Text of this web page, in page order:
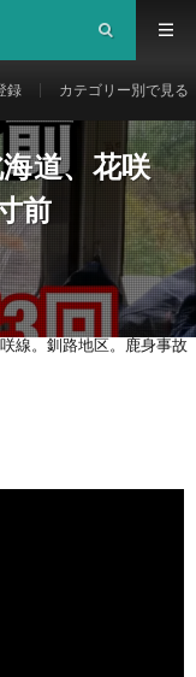
録 カテゴリー別で見る
道、花咲
前
線。釧路地区。鹿身事故